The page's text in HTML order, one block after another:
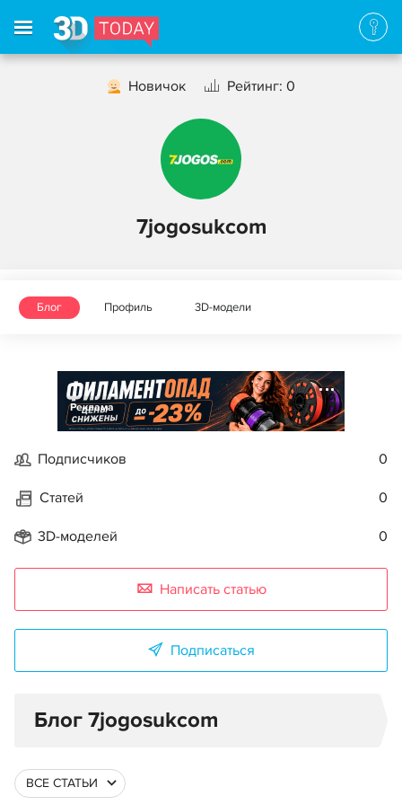
Новичок Рейтинг: 0
7jogosukcom
Блог Профиль 3D-модели
Реклама
Подписчиков 0
Статей 0
3D-моделей 0
Написать статью
Подписаться
Блог 7jogosukcom
ВСЕ СТАТЬИ